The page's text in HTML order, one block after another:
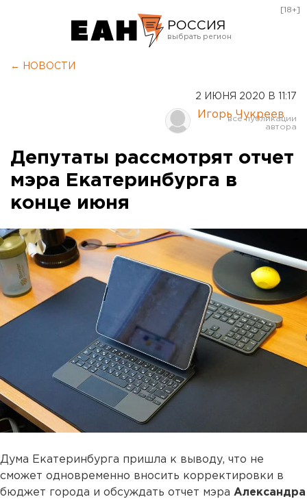
РОССИЯ
Курган
Оренбург
[18+]
← НОВОСТИ
2 ИЮНЯ 2020 В 11:17
Игорь Чукреев
Депутаты рассмотрят отчет
мэра Екатеринбурга в
конце июня
Дума Екатеринбурга пришла к выводу, что не
сможет одновременно вносить корректировки в
бюджет города и обсуждать отчет мэра Александра